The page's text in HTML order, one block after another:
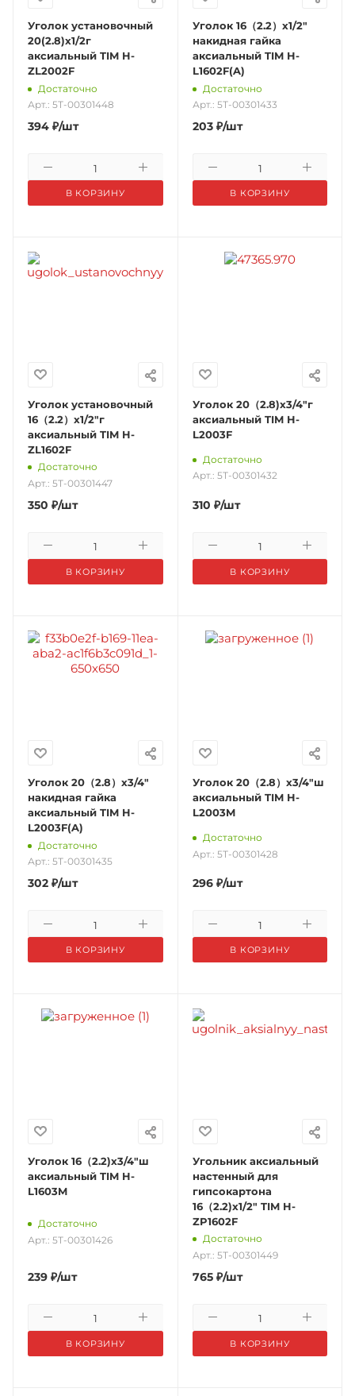
Уголок установочный
20(2.8)х1/2г
аксиальный TIM H-
ZL2002F
Достаточно
Арт.: 5Т-00301448
394 ₽/шт
В КОРЗИНУ
Уголок 16（2.2）х1/2"
накидная гайка
аксиальный TIM H-
L1602F(A)
Достаточно
Арт.: 5Т-00301433
203₽/шт
В КОРЗИНУ
Уголок установочный
16（2.2）х1/2"г
аксиальный TIM H-
ZL1602F
Достаточно
Арт.: 5Т-00301447
350 ₽/шт
В КОРЗИНУ
Уголок 20（2.8)х3/4"г
аксиальный TIM H-
L2003F
Достаточно
Арт.: 5Т-00301432
310 ₽/шт
В КОРЗИНУ
Уголок 20（2.8）х3/4"
накидная гайка
аксиальный TIM H-
L2003F(A)
Достаточно
Арт.: 5Т-00301435
302 ₽/шт
В КОРЗИНУ
Уголок 20（2.8）х3/4"ш
аксиальный TIM H-
L2003M
Достаточно
Арт.: 5Т-00301428
296₽/шт
В КОРЗИНУ
Уголок 16（2.2)х3/4"ш
аксиальный TIM H-
L1603M
Достаточно
Арт.: 5Т-00301426
239 ₽/шт
В КОРЗИНУ
Угольник аксиальный
настенный для
гипсокартона
16（2.2)х1/2" TIM H-
ZP1602F
Достаточно
Арт.: 5Т-00301449
765₽/шт
В КОРЗИНУ